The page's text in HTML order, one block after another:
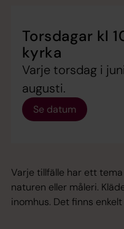
Torsdagar kl
kyrka
Varje torsdag i
augusti.
Se datum
Varje tillfälle har ett
naturen eller måleri.
inomhus. Det finns